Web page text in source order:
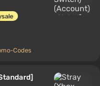
Codes